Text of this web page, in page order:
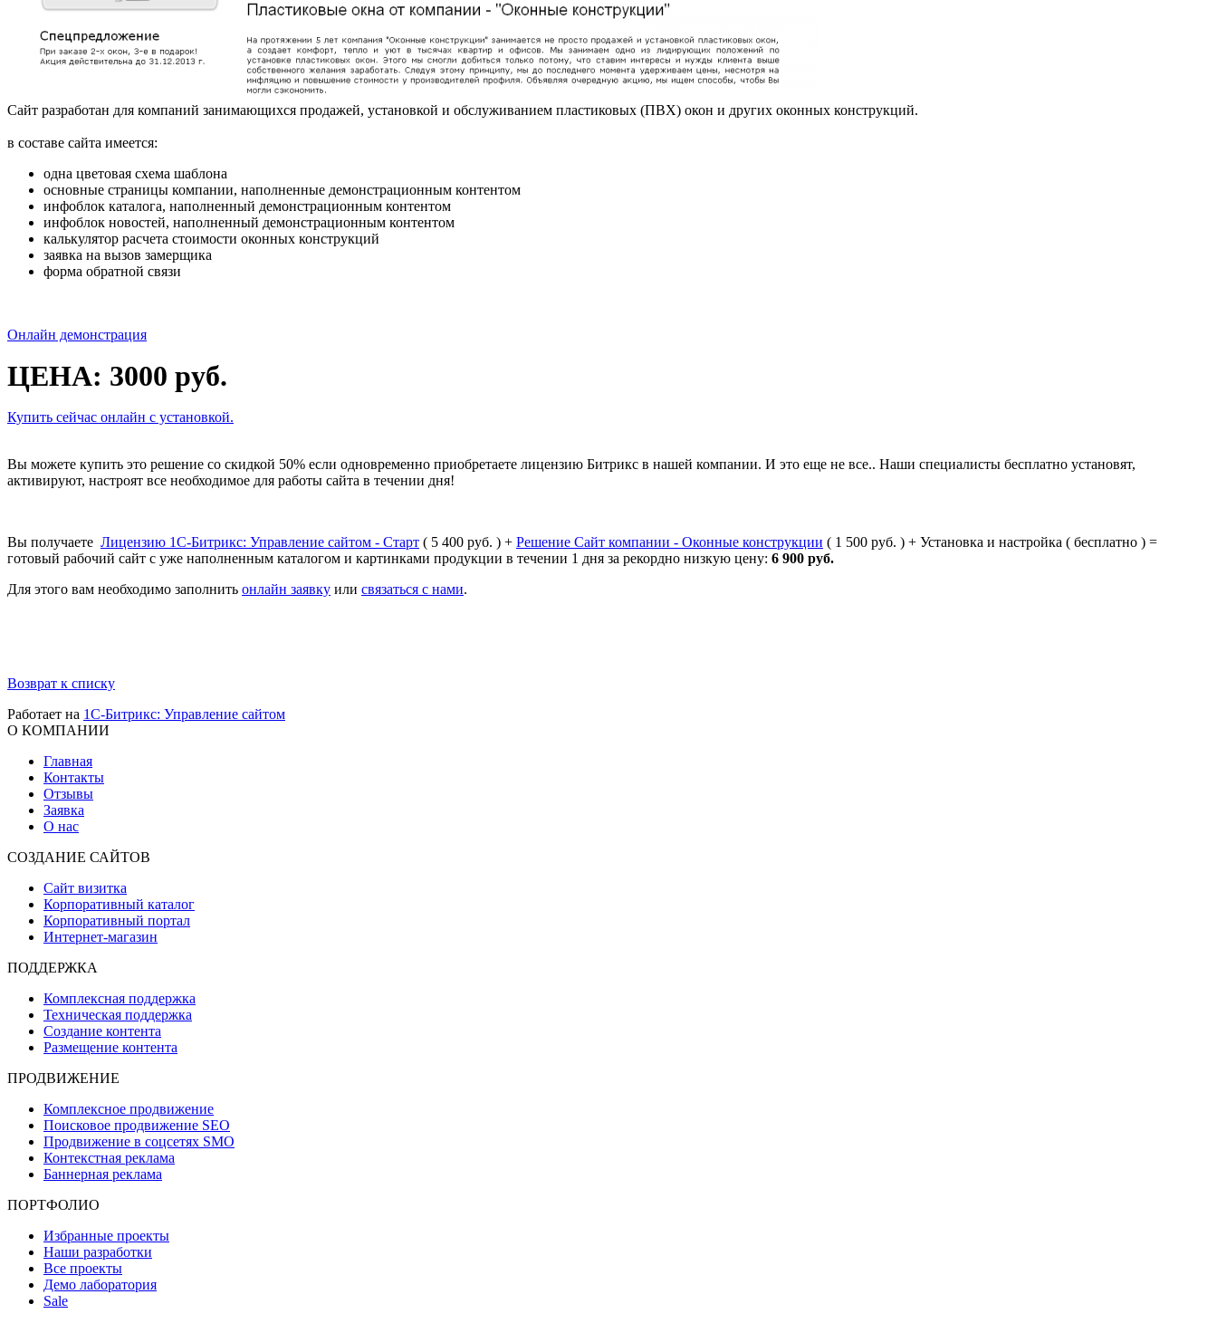
Сайт разработан для компаний занимающихся продажей, установкой и обслуживанием пластиковых (ПВХ) окон и других оконных конструкций.
в составе сайта имеется:
одна цветовая схема шаблона
основные страницы компании, наполненные демонстрационным контентом
инфоблок каталога, наполненный демонстрационным контентом
инфоблок новостей, наполненный демонстрационным контентом
калькулятор расчета стоимости оконных конструкций
заявка на вызов замерщика
форма обратной связи
Онлайн демонстрация
ЦЕНА: 3000 руб.
Купить сейчас онлайн с установкой.
Вы можете купить это решение со скидкой 50% если одновременно приобретаете лицензию Битрикс в нашей компании. И это еще не все.. Наши специалисты бесплатно установят,
активируют, настроят все необходимое для работы сайта в течении дня!
Вы получаете Лицензию 1С-Битрикс: Управление сайтом - Старт ( 5 400 руб. ) + Решение Сайт компании - Оконные конструкции ( 1 500 руб. ) + Установка и настройка ( бесплатно ) =
готовый рабочий сайт с уже наполненным каталогом и картинками продукции в течении 1 дня за рекордно низкую цену: 6 900 руб.
Для этого вам необходимо заполнить онлайн заявку или связаться с нами.
Возврат к списку
Работает на 1C-Битрикс: Управление сайтом
О КОМПАНИИ
Главная
Контакты
Отзывы
Заявка
О нас
СОЗДАНИЕ САЙТОВ
Сайт визитка
Корпоративный каталог
Корпоративный портал
Интернет-магазин
ПОДДЕРЖКА
Комплексная поддержка
Техническая поддержка
Создание контента
Размещение контента
ПРОДВИЖЕНИЕ
Комплексное продвижение
Поисковое продвижение SEO
Продвижение в соцсетях SMO
Контекстная реклама
Баннерная реклама
ПОРТФОЛИО
Избранные проекты
Наши разработки
Все проекты
Демо лаборатория
Sale